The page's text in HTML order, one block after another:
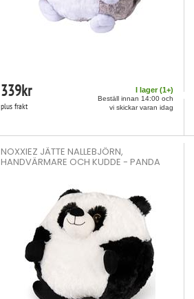
339kr
plus frakt
I lager (1+)
Beställ innan 14:00 och
vi skickar varan idag
NOXXIEZ JÄTTE NALLEBJÖRN,
HANDVÄRMARE OCH KUDDE - PANDA